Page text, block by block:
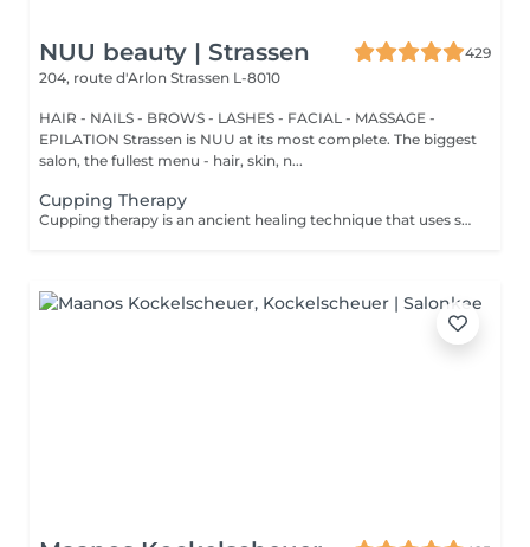
NUU beauty | Strassen
429
204, route d'Arlon Strassen L-8010
HAIR - NAILS - BROWS - LASHES - FACIAL - MASSAGE -
EPILATION Strassen is NUU at its most complete. The biggest
salon, the fullest menu - hair, skin, n...
Cupping Therapy
Cupping therapy is an ancient healing technique that uses special cups to create gentle suction on the skin. This suction promotes blood flow, relieves muscle tension, reduces inflammation, and supports deep relaxation. The treatment can help release toxins, improve circulation, and ease chronic pain or stiffness. *Please note that cupping therapy could just be added to a massage service with includes back massage.